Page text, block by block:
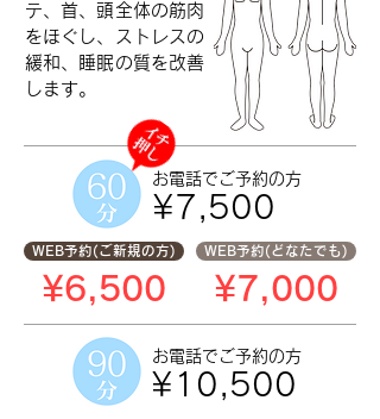
テ、首、頭全体の筋肉
をほぐし、ストレスの
緩和、睡眠の質を改善
します。
お電話で ご予約の方
¥7,500
WEB予約(ご新規の方)
¥6,500
WEB予約(どなたでも)
¥7,000
お電話で ご予約の方
¥10,500